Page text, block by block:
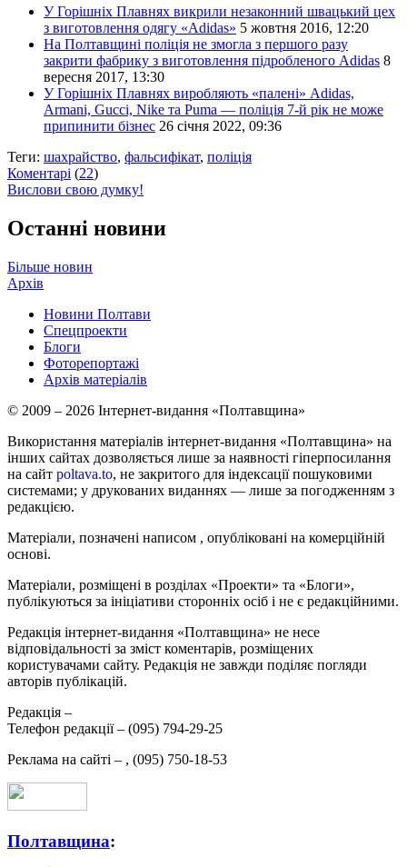
У Горішніх Плавнях викрили незаконний швацький цех
з виготовлення одягу «Adidas» 5 жовтня 2016, 12:20
На Полтавщині поліція не змогла з першого разу
закрити фабрику з виготовлення підробленого Adidas 8
вересня 2017, 13:30
У Горішніх Плавнях виробляють «палені» Adidas,
Armani, Gucci, Nike та Puma — поліція 7-й рік не може
припинити бізнес 26 січня 2022, 09:36
Теги: шахрайство, фальсифікат, поліція
Коментарі (22)
Вислови свою думку!
Останні новини
Більше новин
Архів
Новини Полтави
Спецпроекти
Блоги
Фоторепортажі
Архів матеріалів
© 2009 – 2026 Інтернет-видання «Полтавщина»
Використання матеріалів інтернет-видання «Полтавщина» на
інших сайтах дозволяється лише за наявності гіперпосилання
на сайт poltava.to, не закритого для індексації пошуковими
системами; у друкованих виданнях — лише за погодженням з
редакцією.
Матеріали, позначені написом , опубліковані на комерційній
основі.
Матеріали, розміщені в розділах «Проекти» та «Блоги»,
публікуються за ініціативи сторонніх осіб і не є редакційними.
Редакція інтернет-видання «Полтавщина» не несе
відповідальності за зміст коментарів, розміщених
користувачами сайту. Редакція не завжди поділяє погляди
авторів публікацій.
Редакція –
Телефон редакції – (095) 794-29-25
Реклама на сайті – , (095) 750-18-53
Полтавщина: